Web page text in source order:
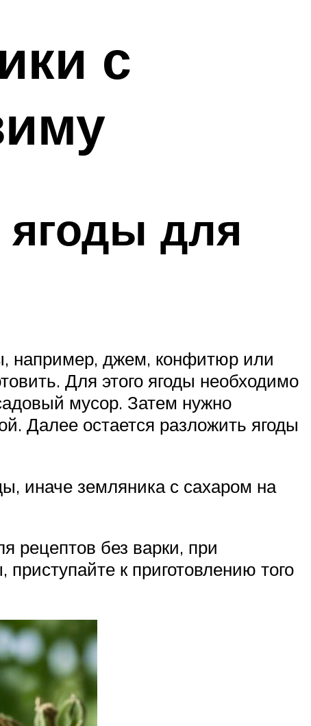
с
ягоды для
например, джем, конфитюр или
Для этого ягоды необходимо
мусор. Затем нужно
Далее остается разложить ягоды
иначе земляника с сахаром на
рецептов без варки, при
к приготовлению того